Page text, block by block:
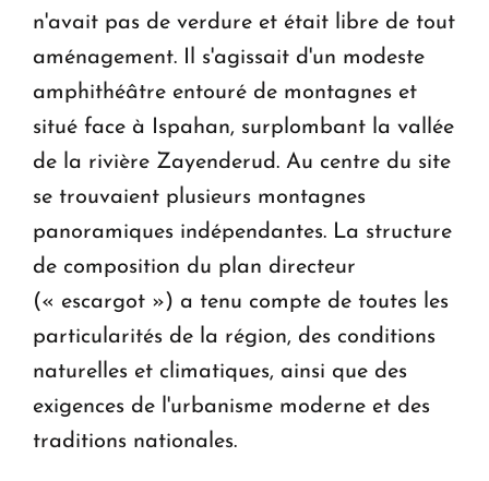
n'avait pas de verdure et était libre de tout
aménagement. Il s'agissait d'un modeste
amphithéâtre entouré de montagnes et
situé face à Ispahan, surplombant la vallée
de la rivière Zayenderud. Au centre du site
se trouvaient plusieurs montagnes
panoramiques indépendantes. La structure
de composition du plan directeur
(« escargot ») a tenu compte de toutes les
particularités de la région, des conditions
naturelles et climatiques, ainsi que des
exigences de l'urbanisme moderne et des
traditions nationales.